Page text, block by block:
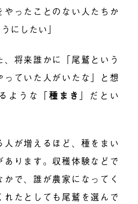
やったことのない人たちか
にしたい」
、将来誰かに「尾鷲という
っていた人がいたな」と想
ような 「種まき 」 だとい
人が増えるほど、種をまい
あります。収穫体験などで
で、誰が農家になってく
れたとしても尾鷲を選んで